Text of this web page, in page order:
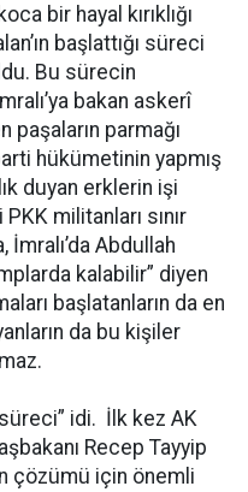
bir hayal kırıklığı
başlattığı süreci
Bu sürecin
bakan askerî
parmağı
hükümetinin yapmış
duyan erklerin işi
militanları sınır
İmralı’da Abdullah
kalabilir” diyen
başlatanların da en
da bu kişiler
idi. İlk kez AK
Recep Tayyip
çözümü için önemli